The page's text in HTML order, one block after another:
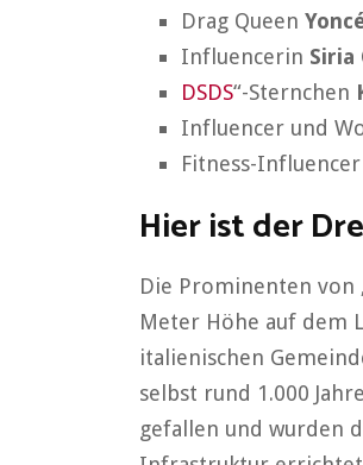
Drag Queen
Influencerin Siria
DSDS“-Sternchen
Influencer und
Fitness-Influencer
Hier ist der
Die Prominenten von
Meter Höhe auf dem
italienischen
selbst rund 1.000
gefallen und wurden